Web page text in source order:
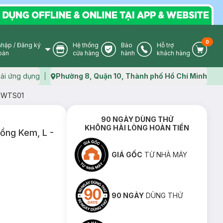
User Icon
/ Đăng ký
Store Icon
Hệ thống
cửa hàng
Warranty Icon
Bảo
hành
Phone Icon
Hỗ trợ
khách hàng
Cart
0
ứng dụng Map icon
Phường 8, Quận 10, Thành phố Hồ Chí Minh
Kem, L -
90 NGÀY DÙNG THỬ
KHÔNG HÀI LÒNG HOÀN TIỀN
GIÁ GỐC TỪ NHÀ MÁY
90 NGÀY DÙNG THỬ